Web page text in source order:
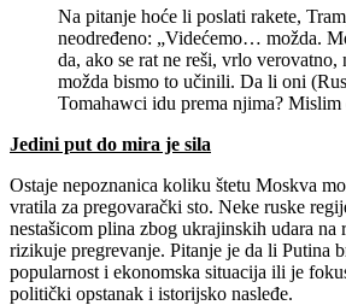
Na pitanje hoće li poslati rakete,
neodređeno: „Videćemo… možda.
da, ako se rat ne reši, vrlo verovatno,
možda bismo to učinili. Da li oni
Tomahawci idu prema njima? Mislim
Jedini put do mira je sila
Ostaje nepoznanica koliku štetu Moskva
vratila za pregovarački sto. Neke ruske
nestašicom plina zbog ukrajinskih udara na
rizikuje pregrevanje. Pitanje je da li Putina
popularnost i ekonomska situacija ili je
politički opstanak i istorijsko nasleđe.